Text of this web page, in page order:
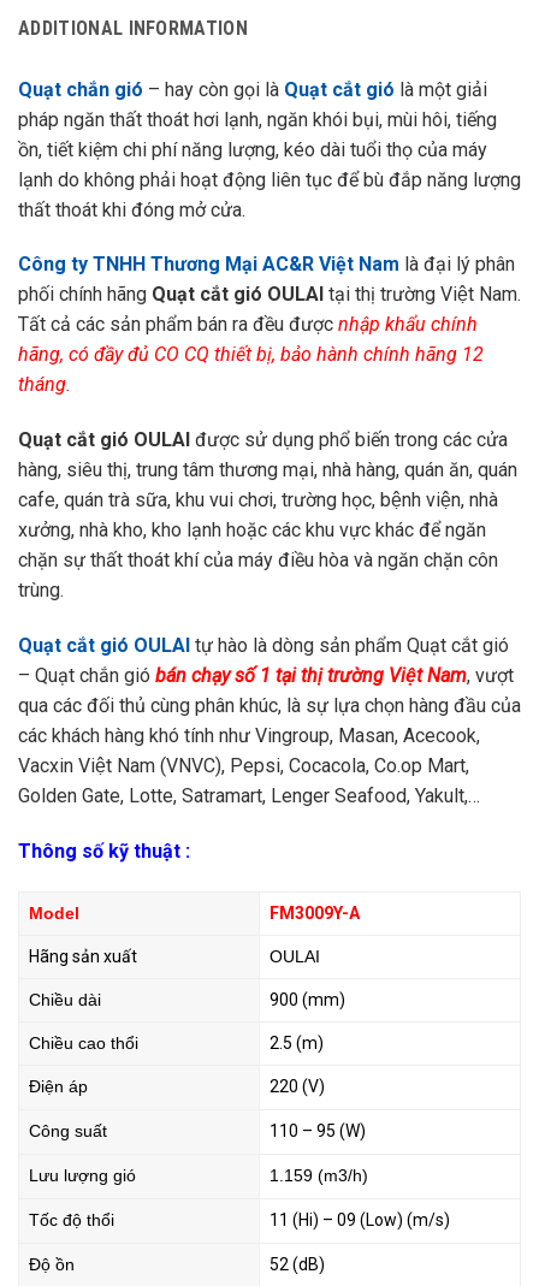
ADDITIONAL INFORMATION
Quạt chắn gió – hay còn gọi là Quạt cắt gió là một giải
pháp ngăn thất thoát hơi lạnh, ngăn khói bụi, mùi hôi, tiếng
ồn, tiết kiệm chi phí năng lượng, kéo dài tuổi thọ của máy
lạnh do không phải hoạt động liên tục để bù đắp năng lượng
thất thoát khi đóng mở cửa.
Công ty TNHH Thương Mại AC&R Việt Nam là đại lý phân
phối chính hãng Quạt cắt gió OULAI tại thị trường Việt Nam.
Tất cả các sản phẩm bán ra đều được nhập khẩu chính
hãng, có đầy đủ CO CQ thiết bị, bảo hành chính hãng 12
tháng.
Quạt cắt gió OULAI được sử dụng phổ biến trong các cửa
hàng, siêu thị, trung tâm thương mại, nhà hàng, quán ăn, quán
cafe, quán trà sữa, khu vui chơi, trường học, bệnh viện, nhà
xưởng, nhà kho, kho lạnh hoặc các khu vực khác để ngăn
chặn sự thất thoát khí của máy điều hòa và ngăn chặn côn
trùng.
Quạt cắt gió OULAI tự hào là dòng sản phẩm Quạt cắt gió
– Quạt chắn gió bán chạy số 1 tại thị trường Việt Nam, vượt
qua các đối thủ cùng phân khúc, là sự lựa chọn hàng đầu của
các khách hàng khó tính như Vingroup, Masan, Acecook,
Vacxin Việt Nam (VNVC), Pepsi, Cocacola, Co.op Mart,
Golden Gate, Lotte, Satramart, Lenger Seafood, Yakult,…
Thông số kỹ thuật :
Model FM3009Y-A
Hãng sản xuất OULAI
Chiều dài 900 (mm)
Chiều cao thổi 2.5 (m)
Điện áp 220 (V)
Công suất 110 – 95 (W)
Lưu lượng gió 1.159 (m3/h)
Tốc độ thổi 11 (Hi) – 09 (Low) (m/s)
Độ ồn 52 (dB)